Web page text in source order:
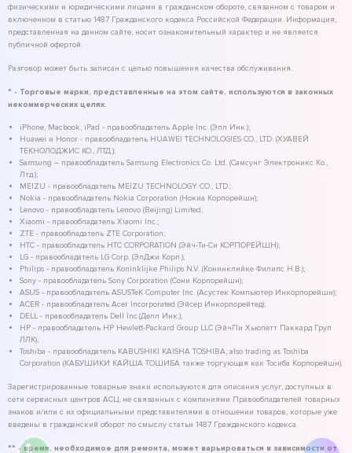
физическими и юридическими лицами в гражданском обороте, связанном с товаром и
включенном в статью 1487 Гражданского кодекса Российской Федерации. Информация,
представленная на данном сайте, носит ознакомительный характер и не является
публичной офертой.
Разговор может быть записан с целью повышения качества обслуживания.
* - Торговые марки, представленные на этом сайте, используются в законных
некоммерческих целях.
iPhone, Macbook, iPad - правообладатель Apple Inc. (Эпл Инк.);
Huawei и Honor - правообладатель HUAWEI TECHNOLOGIES CO., LTD. (ХУАВЕЙ
ТЕКНОЛОДЖИС КО., ЛТД.);
Samsung – правообладатель Samsung Electronics Co. Ltd. (Самсунг Электроникс Ко.,
Лтд.);
MEIZU - правообладатель MEIZU TECHNOLOGY CO., LTD.;
Nokia - правообладатель Nokia Corporation (Нокиа Корпорейшн);
Lenovo - правообладатель Lenovo (Beijing) Limited;
Xiaomi - правообладатель Xiaomi Inc.;
ZTE - правообладатель ZTE Corporation;
HTC - правообладатель HTC CORPORATION (Эйч-Ти-Си КОРПОРЕЙШН);
LG - правообладатель LG Corp. (ЭлДжи Корп.);
Philips - правообладатель Koninklijke Philips N.V. (Конинклийке Филипс Н.В.);
Sony - правообладатель Sony Corporation (Сони Корпорейшн);
ASUS - правообладатель ASUSTeK Computer Inc. (Асустек Компьютер Инкорпорейшн);
ACER - правообладатель Acer Incorporated (Эйсер Инкорпорейтед);
DELL - правообладатель Dell Inc.(Делл Инк.);
HP - правообладатель HP Hewlett-Packard Group LLC (ЭйчПи Хьюлетт Паккард Груп
ЛЛК);
Toshiba - правообладатель KABUSHIKI KAISHA TOSHIBA, also trading as Toshiba
Corporation (КАБУШИКИ КАЙША ТОШИБА также торгующая как Тосиба Корпорейшн).
Зарегистрированные товарные знаки используются для описания услуг, доступных в
сети сервисных центров АСЦ, не связанных с компаниями Правообладателей товарных
знаков и/или с их официальными представителями в отношении товаров, которые уже
введены в гражданский оборот по смыслу статьи 1487 Гражданского кодекса.
** - время, необходимое для ремонта, может варьироваться в зависимости от